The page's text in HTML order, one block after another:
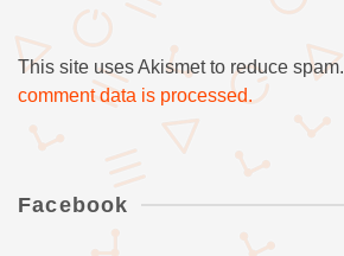
This site uses Akismet to reduce spam.
comment data is processed.
Facebook